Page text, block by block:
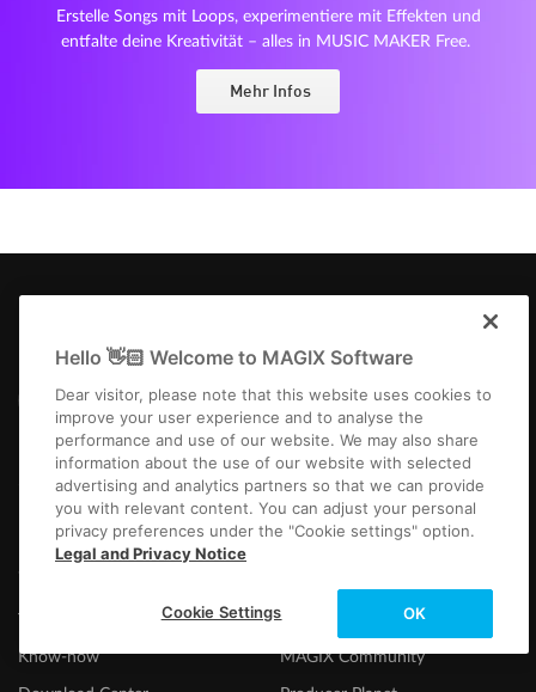
Erstelle Songs mit Loops, experimentiere mit Effekten und
entfalte deine Kreativität – alles in MUSIC MAKER Free.
Mehr Infos
Support
Technischer Support
Know-how
MAGIX Magazin
MAGIX Community
Hello 👋🏻 Welcome to MAGIX Software
Dear visitor, please note that this website uses cookies to
improve your user experience and to analyse the
performance and use of our website. We may also share
information about the use of our website with selected
advertising and analytics partners so that we can provide
you with relevant content. You can adjust your personal
privacy preferences under the "Cookie settings" option.
Legal and Privacy Notice
OK
Cookie Settings